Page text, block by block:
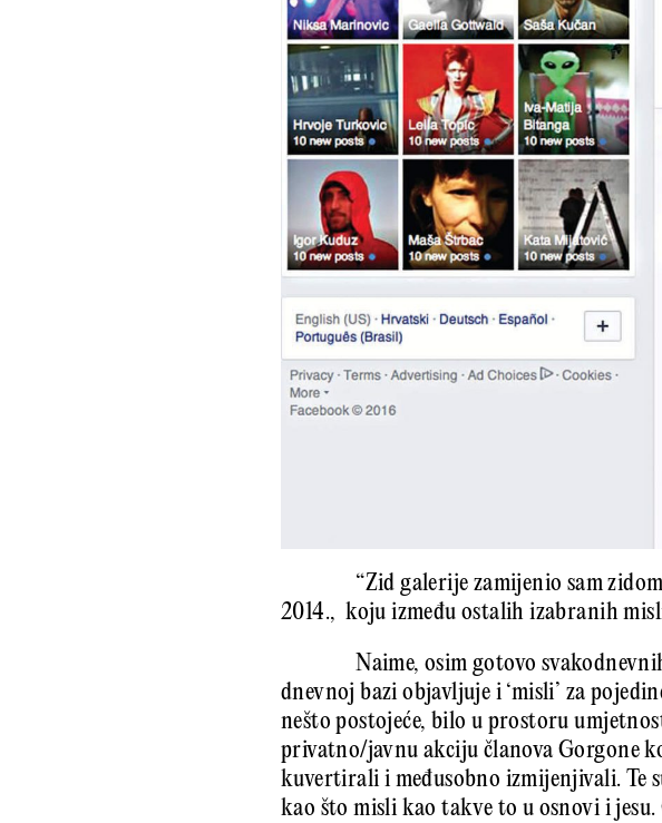
“Zid galerije zamijenio sam
2014., koju između ostalih izabranih
Naime, osim gotovo
dnevnoj bazi objavljuje i ‘misli’ za
nešto postojeće, bilo u prostoru
privatno/javnu akciju članova Gorgone
kuvertirali i međusobno izmijenjivali. Te
kao što misli kao takve to u osnovi i